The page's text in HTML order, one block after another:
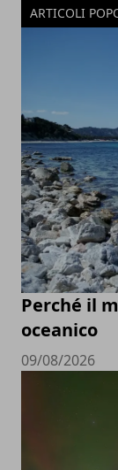
ARTICOLI
Perché il
oceanico
09/08/2026